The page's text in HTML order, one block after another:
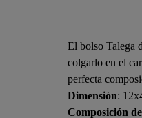
El bolso Talega
colgarlo en el
perfecta
Dimensión:
Composición